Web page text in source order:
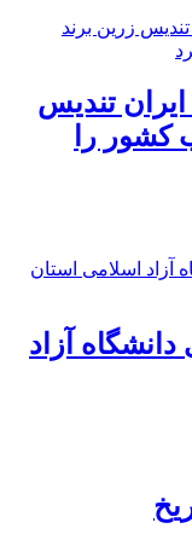
تندیس
کشور را
آزاد